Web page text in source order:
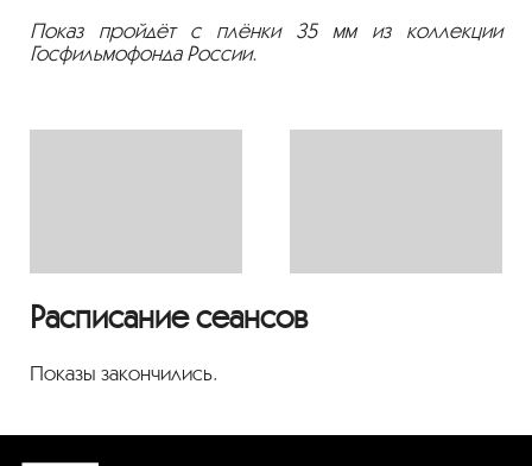
Показ пройдёт с плёнки 35 мм из коллекции
Госфильмофонда России.
Расписание сеансов
Показы закончились.